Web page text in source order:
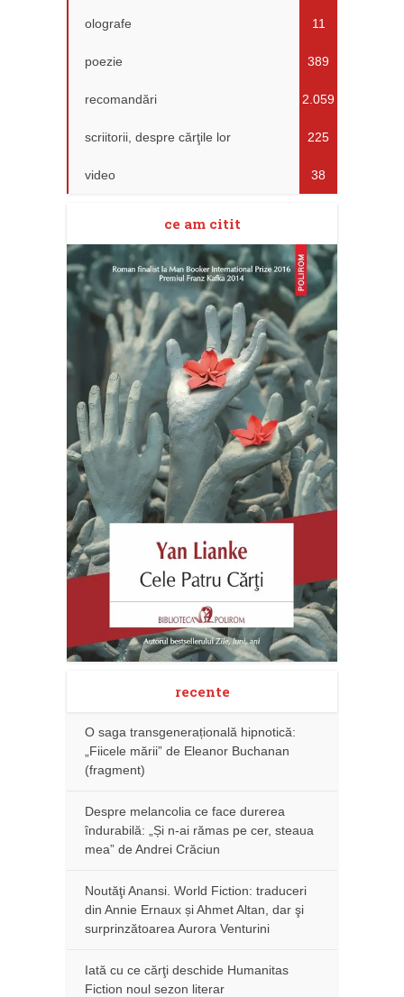
olografe 11
poezie 389
recomandări 2.059
scriitorii, despre cărţile lor 225
video 38
ce am citit
recente
O saga transgenerațională hipnotică:
„Fiicele mării” de Eleanor Buchanan
(fragment)
Despre melancolia ce face durerea
îndurabilă: „Și n-ai rămas pe cer, steaua
mea” de Andrei Crăciun
Noutăţi Anansi. World Fiction: traduceri
din Annie Ernaux și Ahmet Altan, dar şi
surprinzătoarea Aurora Venturini
Iată cu ce cărţi deschide Humanitas
Fiction noul sezon literar